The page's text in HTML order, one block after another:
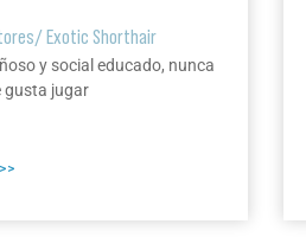
/Exotic Shorthair
y social educado, nunca
gusta jugar